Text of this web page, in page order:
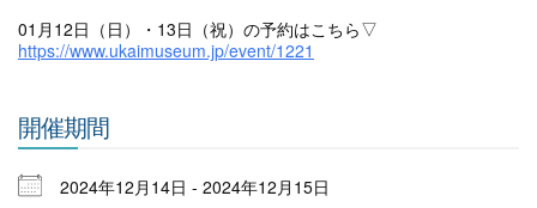
01月12日（日）・13日（祝）の予約はこちら▽
https://www.ukaimuseum.jp/event/1221
開催期間
2024年12月14日 - 2024年12月15日